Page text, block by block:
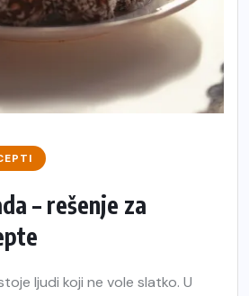
– rešenje za
ljudi koji ne vole slatko. U